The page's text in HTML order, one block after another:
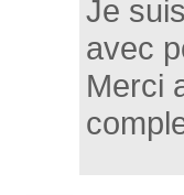
Je
avec
Merci